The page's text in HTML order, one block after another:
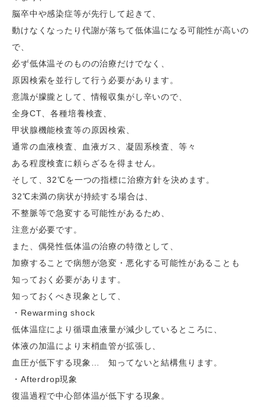
脳卒中や感染症等が先行して起きて、
動けなくなったり代謝が落ちて低体温になる可能性が高いの
で、
必ず低体温そのものの治療だけでなく、
原因検索を並行して行う必要があります。
意識が朦朧として、情報収集がし辛いので、
全身CT、各種培養検査、
甲状腺機能検査等の原因検索、
通常の血液検査、血液ガス、凝固系検査、等々
ある程度検査に頼らざるを得ません。
そして、32℃を一つの指標に治療方針を決めます。
32℃未満の病状が持続する場合は、
不整脈等で急変する可能性があるため、
注意が必要です。
また、偶発性低体温の治療の特徴として、
加療することで病態が急変・悪化する可能性があることも
知っておく必要があります。
知っておくべき現象として、
・Rewarming shock
低体温症により循環血液量が減少しているところに、
体液の加温により末梢血管が拡張し、
血圧が低下する現象… 知ってないと結構焦ります。
・Afterdrop現象
復温過程で中心部体温が低下する現象。